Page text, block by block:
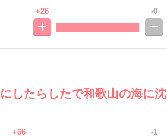
+26 -0
したらしたで和歌山の海に沈
+66 -1